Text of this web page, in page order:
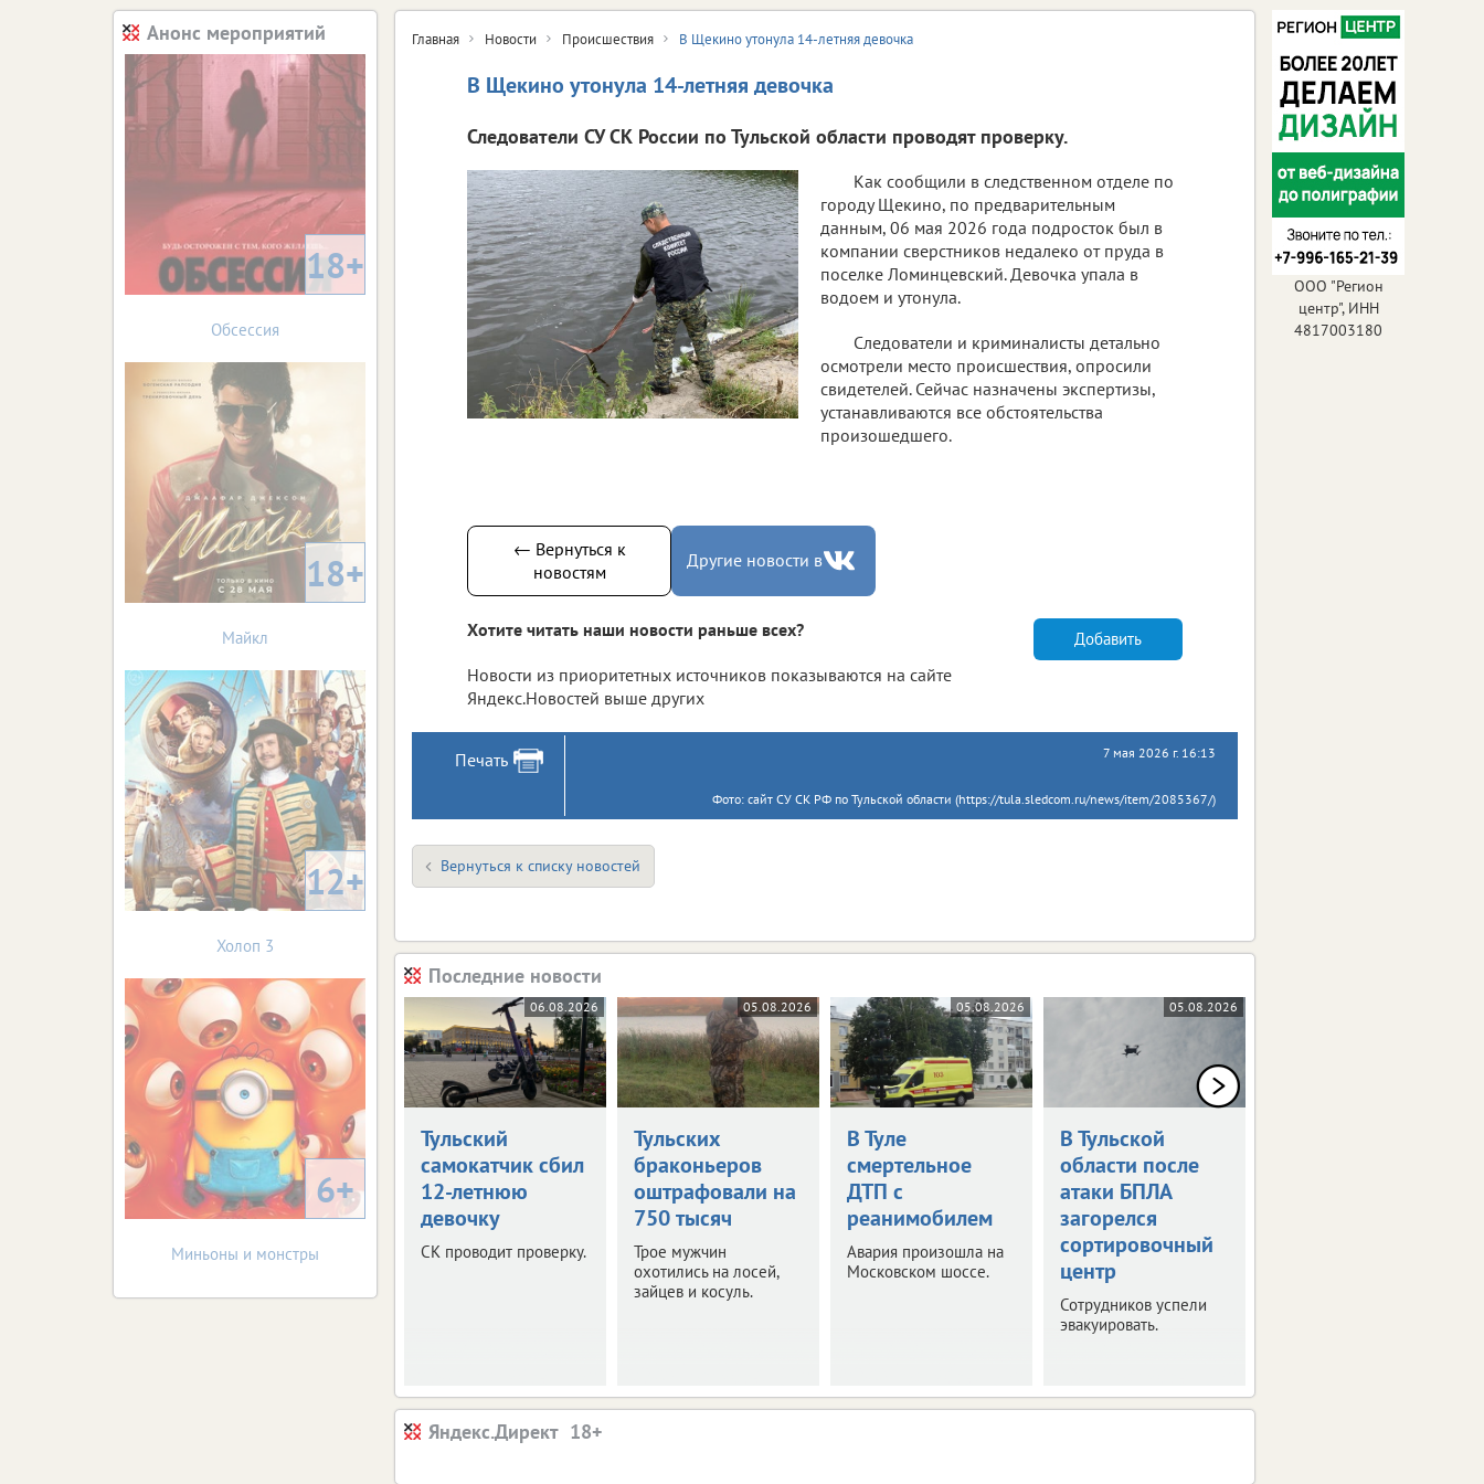
Главная Новости Происшествия В Щекино утонула 14-летняя девочка
В Щекино утонула 14-летняя девочка
Следователи СУ СК России по Тульской области проводят проверку.
Как сообщили в следственном отделе по
городу Щекино, по предварительным
данным, 06 мая 2026 года подросток был в
компании сверстников недалеко от пруда в
поселке Ломинцевский. Девочка упала в
водоем и утонула.
Следователи и криминалисты детально
осмотрели место происшествия, опросили
свидетелей. Сейчас назначены экспертизы,
устанавливаются все обстоятельства
произошедшего.
← Вернуться к
новостям
Другие новости в
Хотите читать наши новости раньше всех?
Новости из приоритетных источников показываются на сайте
Яндекс.Новостей выше других
Добавить
Печать 7 мая 2026 г. 16:13
Фото: сайт СУ СК РФ по Тульской области (https://tula.sledcom.ru/news/item/2085367/)
Вернуться к списку новостей
Последние новости
06.08.2026
Тульский
самокатчик сбил
12-летнюю
девочку
СК проводит проверку.
05.08.2026
Тульских
браконьеров
оштрафовали на
750 тысяч
Трое мужчин
охотились на лосей,
зайцев и косуль.
05.08.2026
В Туле
смертельное
ДТП с
реанимобилем
Авария произошла на
Московском шоссе.
05.08.2026
В Тульской
области после
атаки БПЛА
загорелся
сортировочный
центр
Сотрудников успели
эвакуировать.
Яндекс.Директ
Анонс мероприятий
18+
Обсессия
18+
Майкл
12+
Холоп 3
6+
Миньоны и монстры
ООО "Регион
центр", ИНН
4817003180